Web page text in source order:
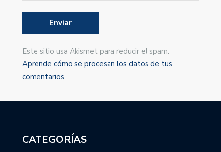
Este sitio usa Akismet para reducir el spam.
Aprende cómo se procesan los datos de tus
comentarios.
CATEGORÍAS